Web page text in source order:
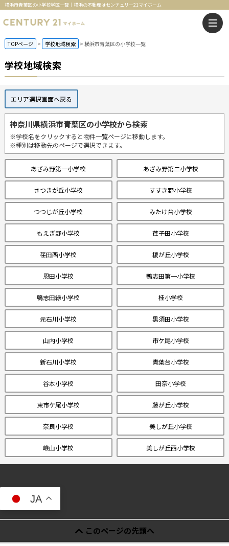
横浜市青葉区の小学校学区一覧｜横浜の不動産はセンチュリー21マイホーム
TOPページ 学校地域検索 横浜市青葉区の小学校一覧
学校地域検索
エリア選択画面へ戻る
神奈川県横浜市青葉区の小学校から検索
※学校名をクリックすると物件一覧ページに移動します。
※種別は移動先のページで選択できます。
あざみ野第一小学校 あざみ野第二小学校
さつきが丘小学校 すすき野小学校
つつじが丘小学校 みたけ台小学校
もえぎ野小学校 荏子田小学校
荏田西小学校 榎が丘小学校
恩田小学校 鴨志田第一小学校
鴨志田緑小学校 桂小学校
元石川小学校 黒須田小学校
山内小学校 市ケ尾小学校
新石川小学校 青葉台小学校
谷本小学校 田奈小学校
東市ケ尾小学校 藤が丘小学校
奈良小学校 美しが丘小学校
嶮山小学校 美しが丘西小学校
JA
このページの先頭へ